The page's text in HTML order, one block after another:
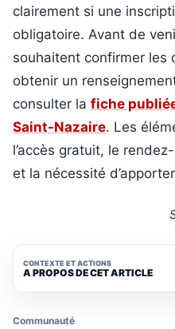
clairement si une
obligatoire. Avant de
souhaitent confirmer les
obtenir un
consulter la fiche
Saint-Nazaire. Les
l’accès gratuit, le
et la nécessité
CONTEXTE ET ACTIONS
A PROPOS DE CET ARTICLE
Communauté